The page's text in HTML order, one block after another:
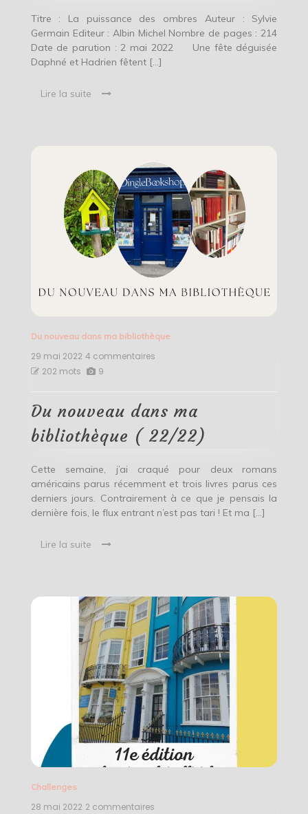
Titre : La puissance des ombres Auteur : Sylvie
Germain Editeur : Albin Michel Nombre de pages : 214
Date de parution : 2 mai 2022 Une fête déguisée
Daphné et Hadrien fêtent […]
Lire la suite
Du nouveau dans ma bibliothèque
29 mai 2022 4 commentaires
bibliothèque
(
22/22)
202 mots 9
Du nouveau dans ma
bibliothèque ( 22/22)
Cette semaine, j’ai craqué pour deux romans
américains parus récemment et trois livres parus ces
derniers jours. Contrairement à ce que je pensais la
dernière fois, le flux entrant n’est pas tari ! Et ma […]
Lire la suite
Challenges
28 mai 2022 2 commentaires